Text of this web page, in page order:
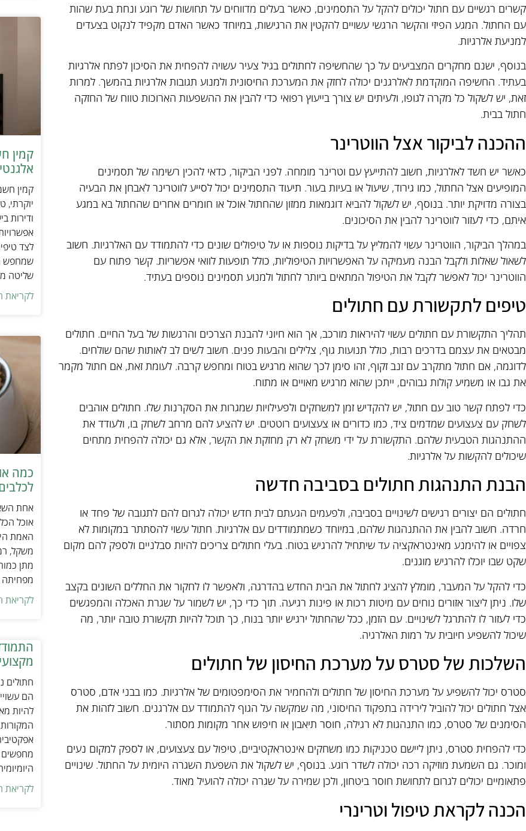
קשרים רגשיים עם חתול יכולים להקל על התסמינים, כאשר בעלים מדווחים על תחושות של רוגע ונחת בעת שהות
עם החתול. המגע הפיזי והקשר הרגשי עשויים להקטין את הרגישות, במיוחד כאשר האדם מקפיד לנקוט בצעדים
למניעת אלרגיות.
בנוסף, ישנם מחקרים המצביעים על כך שהחשיפה לחתולים בגיל צעיר עשויה להפחית את הסיכון לפתח אלרגיות
בעתיד. החשיפה המוקדמת לאלרגנים יכולה לחזק את המערכת החיסונית ולמנוע תגובות אלרגיות בהמשך. למרות
זאת, יש לשקול כל מקרה לגופו, ולעיתים יש צורך בייעוץ רפואי כדי להבין את ההשפעות הארוכות טווח של החזקה
חתול בבית.
ההכנה לביקור אצל הווטרינר
כאשר יש חשד לאלרגיות, חשוב להתייעץ עם וטרינר מומחה. לפני הביקור, כדאי להכין רשימה של תסמינים
המופיעים אצל החתול, כמו גירוד, שיעול או בעיות בעור. תיעוד התסמינים יכול לסייע לווטרינר לאבחן את הבעיה
בצורה מדויקת יותר. בנוסף, יש לשקול להביא דוגמאות ממזון שהחתול אוכל או חומרים אחרים שהחתול בא במגע
איתם, כדי לעזור לווטרינר להבין את הסיכונים.
במהלך הביקור, הווטרינר עשוי להמליץ על בדיקות נוספות או על טיפולים שונים כדי להתמודד עם האלרגיות. חשוב
לשאול שאלות ולקבל הבנה מעמיקה על האפשרויות הטיפוליות, כולל תופעות לוואי אפשריות. קשר פתוח עם
הווטרינר יכול לאפשר לקבל את הטיפול המתאים ביותר לחתול ולמנוע תסמינים נוספים בעתיד.
טיפים לתקשורת עם חתולים
תהליך התקשורת עם חתולים עשוי להיראות מורכב, אך הוא חיוני להבנת הצרכים והרגשות של בעל החיים. חתולים
מבטאים את עצמם בדרכים רבות, כולל תנועות גוף, צלילים והבעות פנים. חשוב לשים לב לאותות שהם שולחים.
לדוגמה, אם חתול מתקרב עם זנב זקוף, זהו סימן לכך שהוא מרגיש בטוח ומחפש קרבה. לעומת זאת, אם חתול מקמר
את גבו או משמיע קולות גבוהים, ייתכן שהוא מרגיש מאויים או מתוח.
כדי לפתח קשר טוב עם חתול, יש להקדיש זמן למשחקים ולפעילויות שמגרות את הסקרנות שלו. חתולים אוהבים
לשחק עם צעצועים שמדמים ציד, כמו כדורים או צעצועים רוטטים. יש להציע להם מרחב לשחק בו, ולעודד את
ההתנהגות הטבעית שלהם. התקשורת על ידי משחק לא רק מחזקת את הקשר, אלא גם יכולה להפחית מתחים
שיכולים להקשות על אלרגיות.
הבנת התנהגות חתולים בסביבה חדשה
חתולים הם יצורים רגישים לשינויים בסביבה, ולפעמים הגעתם לבית חדש יכולה לגרום להם לתגובה של פחד או
חרדה. חשוב להבין את ההתנהגות שלהם, במיוחד כשמתמודדים עם אלרגיות. חתול עשוי להסתתר במקומות לא
צפויים או להימנע מאינטראקציה עד שיתחיל להרגיש בטוח. בעלי חתולים צריכים להיות סבלניים ולספק להם מקום
שקט שבו יוכלו להרגיש מוגנים.
כדי להקל על המעבר, מומלץ להציג לחתול את הבית החדש בהדרגה, ולאפשר לו לחקור את החללים השונים בקצב
שלו. ניתן ליצור אזורים נוחים עם מיטות רכות או פינות רגיעה. תוך כדי כך, יש לשמור על שגרת האכלה והמפגשים
כדי לעזור לו להתרגל לשינויים. עם הזמן, ככל שהחתול ירגיש יותר בנוח, כך תוכל להיות תקשורת טובה יותר, מה
שיכול להשפיע חיובית על רמות האלרגיה.
השלכות של סטרס על מערכת החיסון של חתולים
סטרס יכול להשפיע על מערכת החיסון של חתולים ולהחמיר את הסימפטומים של אלרגיות. כמו בבני אדם, סטרס
אצל חתולים יכול להוביל לירידה בתפקוד החיסוני, מה שמקשה על הגוף להתמודד עם אלרגנים. חשוב לזהות את
הסימנים של סטרס, כמו התנהגות לא רגילה, חוסר תיאבון או חיפוש אחר מקומות מסתור.
כדי להפחית סטרס, ניתן ליישם טכניקות כמו משחקים אינטראקטיביים, טיפול עם צעצועים, או לספק למקום נעים
ומוכר. גם השמעת מוזיקה רכה יכולה לשדר רוגע. בנוסף, יש לשקול את השפעת השגרה היומית על החתול. שינויים
פתאומיים יכולים לגרום לתחושת חוסר ביטחון, ולכן שמירה על שגרה יכולה להועיל מאוד.
הכנה לקראת טיפול וטרינרי
יוקרתי,
ודירות
לצד
שמחפש
שליטה
לקריאת
כמה
אחת
אוכל
האמת
משקל,
מתן
מפחיתה
לקריאת
חתולים
הם
להיות
מחפשים
לקריאת